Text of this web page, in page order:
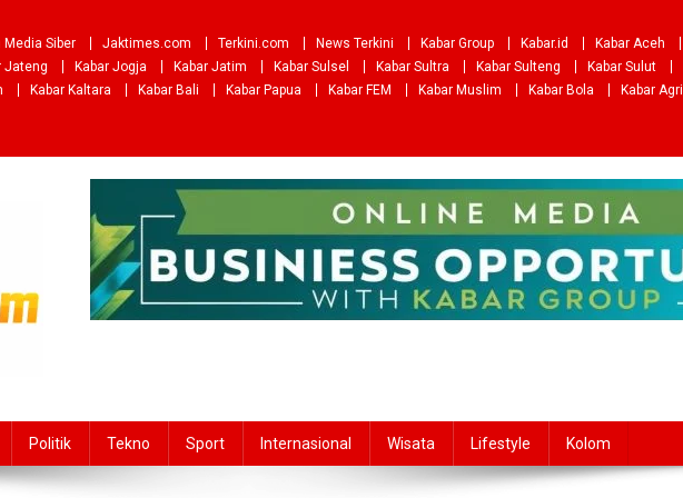
Media Siber Jaktimes.com Terkini.com News Terkini Kabar Group Kabar.id Kabar Aceh
Jateng Kabar Jogja Kabar Jatim Kabar Sulsel Kabar Sultra Kabar Sulteng Kabar Sulut
Kabar Kaltara Kabar Bali Kabar Papua Kabar FEM Kabar Muslim Kabar Bola Kabar Agri
Politik Tekno Sport Internasional Wisata Lifestyle Kolom